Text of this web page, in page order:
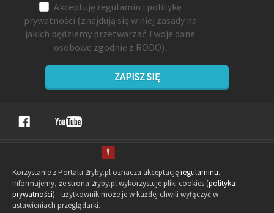
Akceptuję regulamin i politykę
prywatności (znajdują się w niej zasady na
jakich będziemy przetwarzać Twoje dane
osobowe zgodnie z RODO).
ZAPISZ SIĘ
Korzystanie z Portalu 2ryby.pl oznacza akceptacjęregulaminu.
Informujemy, że strona 2ryby.pl wykorzystuje pliki cookies (polityka
prywatności) - użytkownik może je w każdej chwili wyłączyć w
ustawieniach przeglądarki.